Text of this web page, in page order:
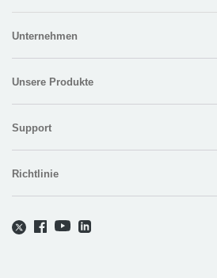
Unternehmen
Unsere Produkte
Support
Richtlinie